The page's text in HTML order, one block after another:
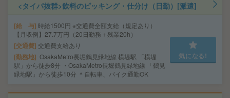
<タイパ抜群>飲料のピッキング・仕分け（日勤）[派遣]
給 与 時給1500円 ※交通費全額支給（規定あり）
【月収例】27.7万円（20日勤務＋残業20h）
交通費 交通費支給あり
勤務地 OsakaMetro長堀鶴見緑地線 横堤駅 「横堤
駅」から徒歩8分 ・OsakaMetro長堀鶴見緑地線 「鶴見
緑地駅」から徒歩10分 ＊自転車、バイク通勤OK
気になる!